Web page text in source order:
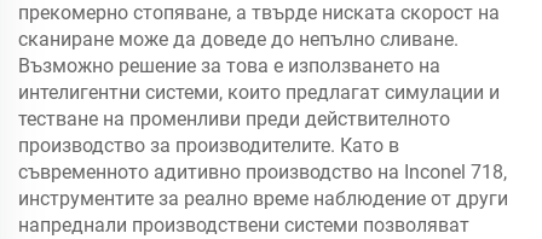
прекомерно стопяване, а твърде ниската скорост на
сканиране може да доведе до непълно сливане.
Възможно решение за това е използването на
интелигентни системи, които предлагат симулации и
тестване на променливи преди действителното
производство за производителите. Като в
съвременното адитивно производство на Inconel 718,
инструментите за реално време наблюдение от други
напреднали производствени системи позволяват